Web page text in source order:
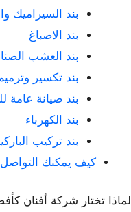
بند السيراميك
بند الاصباغ
بند العشب
بند تكسير
بند صيانة عامة
بند الكهرباء
بند تركيب
كيف يمكنك
لماذا تختار شركة أفنان